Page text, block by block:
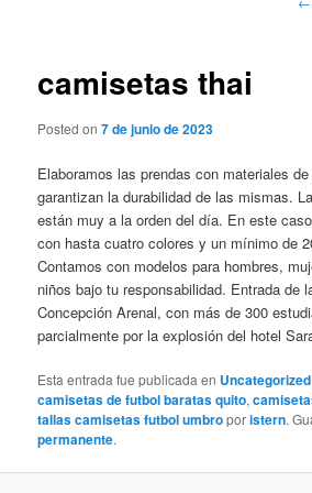
camisetas thai
Posted on7 de junio de 2023
Elaboramos las prendas con materiales
garantizan la durabilidad de las mismas.
están muy a la orden del día. En este
con hasta cuatro colores y un mínimo de
Contamos con modelos para hombres,
niños bajo tu responsabilidad. Entrada de
Concepción Arenal, con más de 300
parcialmente por la explosión del hotel
Esta entrada fue publicada en Uncategorized
camisetas de futbol baratas quito,
tallas camisetas futbol umbroporistern.
permanente.